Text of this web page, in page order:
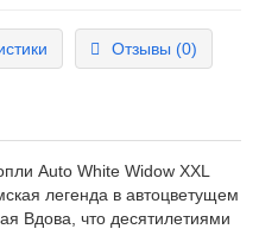
Отзывы (0)
Auto White Widow XXL
легенда в автоцветущем
Вдова, что десятилетиями